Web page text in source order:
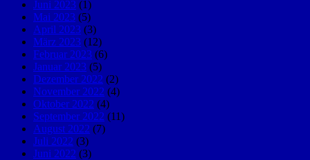
Juni 2023 (1)
Mai 2023 (5)
April 2023 (3)
März 2023 (12)
Februar 2023 (6)
Januar 2023 (5)
Dezember 2022 (2)
November 2022 (4)
Oktober 2022 (4)
September 2022 (11)
August 2022 (7)
Juli 2022 (3)
Juni 2022 (3)